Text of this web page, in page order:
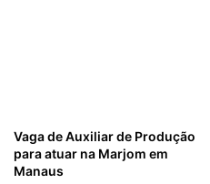
Vaga de Auxiliar de Produção
para atuar na Marjom em
Manaus